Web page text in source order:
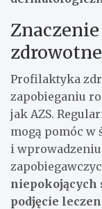
Profilaktyka
zapobieganiu
jak AZS.
mogą pomóc w
i
niepokojących
podjęcie